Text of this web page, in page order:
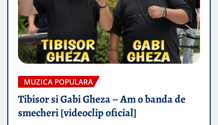
MUZICA POPULARA
Tibisor si Gabi Gheza – Am o banda de
smecheri [videoclip oficial]